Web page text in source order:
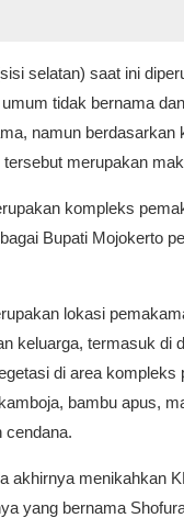
selatan) saat ini
tidak bernama
namun berdasarkan
merupakan
kompleks
Bupati Mojokerto
lokasi
keluarga, termasuk di
di area kompleks
bambu apus,
cendana.
akhirnya menikahkan
yang bernama